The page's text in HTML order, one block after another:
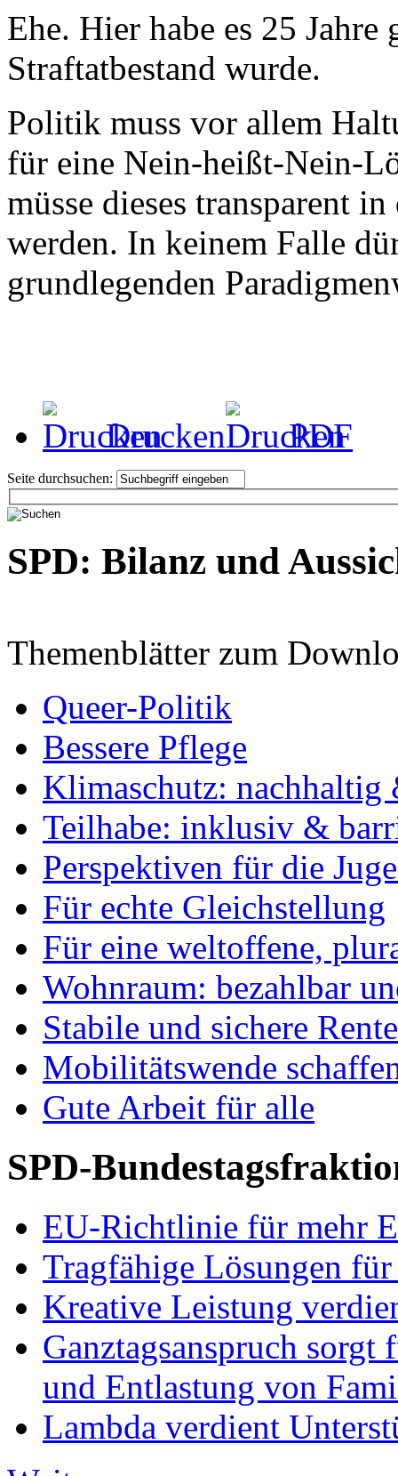
Ehe. Hier habe es 25 Jahre
Straftatbestand wurde.
Politik muss vor allem
für eine Nein-heißt-Nein-
müsse dieses transparent
werden. In keinem Falle
grundlegenden
Drucken PDF
Seite durchsuchen:
SPD: Bilanz und
Themenblätter zum
Queer-Politik
Bessere Pflege
Klimaschutz: nachhaltig
Teilhabe: inklusiv &
Perspektiven für die
Für echte Gleichstellung
Für eine weltoffene,
Wohnraum: bezahlbar
Stabile und sichere
Mobilitätswende
Gute Arbeit für alle
SPD-
EU-Richtlinie für mehr
Tragfähige Lösungen
Kreative Leistung
Ganztagsanspruch
und Entlastung von
Lambda verdient